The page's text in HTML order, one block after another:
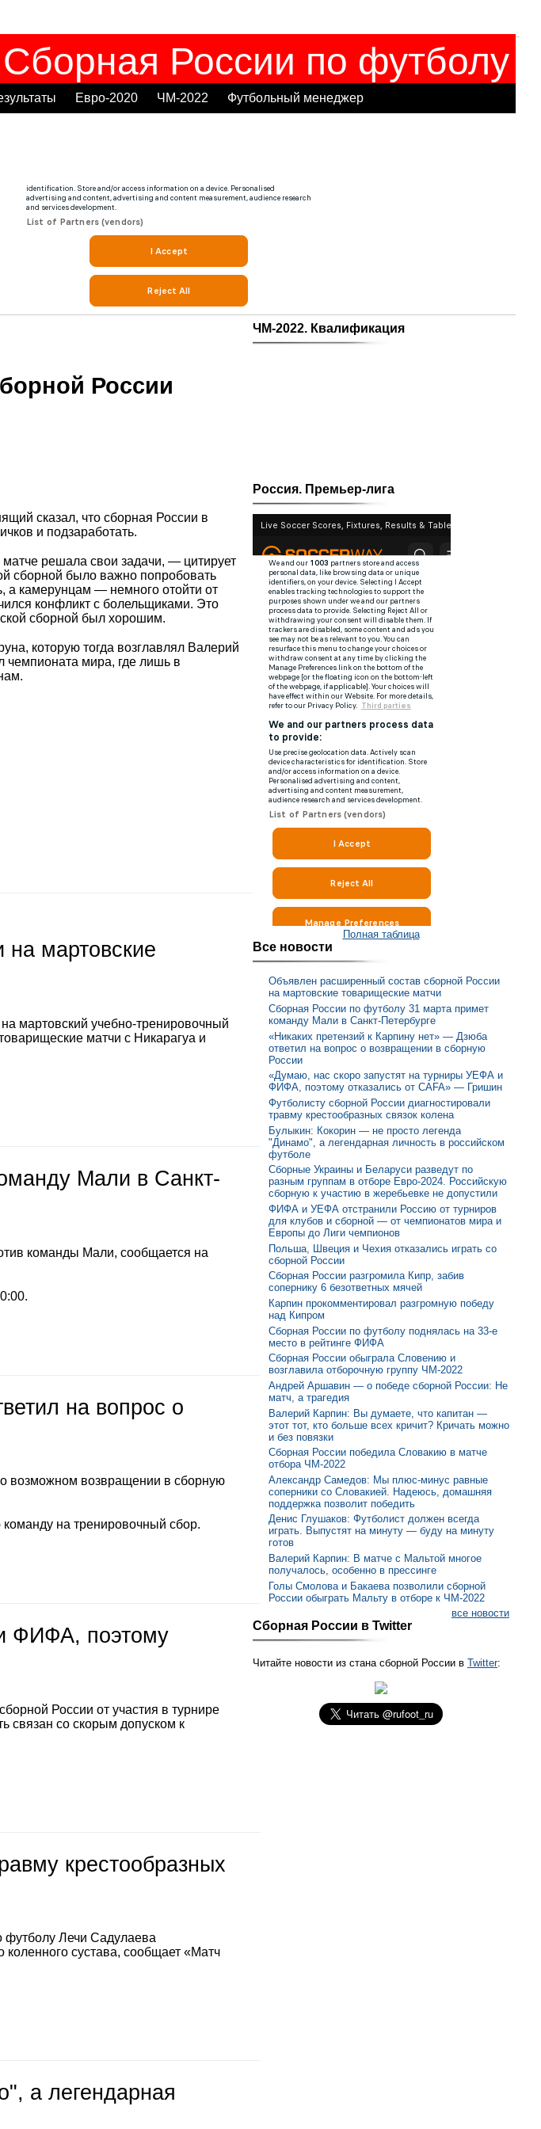
Сборная России по футболу
Евро-2020 ЧМ-2022 Футбольный менеджер
России
сказал, что сборная России в
и подзаработать.
решала свои задачи, — цитирует
сборной было важно попробовать
а камерунцам — немного отойти от
конфликт с болельщиками. Это
сборной был хорошим.
которую тогда возглавлял Валерий
чемпионата мира, где лишь в
мартовские
мартовский учебно-тренировочный
матчи с Никарагуа и
Мали в Санкт-
команды Мали, сообщается на
на вопрос о
возможном возвращении в сборную
на тренировочный сбор.
ФИФА, поэтому
России от участия в турнире
связан со скорым допуском к
крестообразных
футболу Лечи Садулаева
коленного сустава, сообщает «Матч
а легендарная
ЧМ-2022. Квалификация
Россия. Премьер-лига
Полная таблица
Все новости
Объявлен расширенный состав сборной России
на мартовские товарищеские матчи
Сборная России по футболу 31 марта примет
команду Мали в Санкт-Петербурге
«Никаких претензий к Карпину нет» — Дзюба
ответил на вопрос о возвращении в сборную
России
«Думаю, нас скоро запустят на турниры УЕФА и
ФИФА, поэтому отказались от CAFA» — Гришин
Футболисту сборной России диагностировали
травму крестообразных связок колена
Булыкин: Кокорин — не просто легенда
"Динамо", а легендарная личность в российском
футболе
Сборные Украины и Беларуси разведут по
разным группам в отборе Евро-2024. Российскую
сборную к участию в жеребьевке не допустили
ФИФА и УЕФА отстранили Россию от турниров
для клубов и сборной — от чемпионатов мира и
Европы до Лиги чемпионов
Польша, Швеция и Чехия отказались играть со
сборной России
Сборная России разгромила Кипр, забив
сопернику 6 безответных мячей
Карпин прокомментировал разгромную победу
над Кипром
Сборная России по футболу поднялась на 33-е
место в рейтинге ФИФА
Сборная России обыграла Словению и
возглавила отборочную группу ЧМ-2022
Андрей Аршавин — о победе сборной России: Не
матч, а трагедия
Валерий Карпин: Вы думаете, что капитан —
этот тот, кто больше всех кричит? Кричать можно
и без повязки
Сборная России победила Словакию в матче
отбора ЧМ-2022
Александр Самедов: Мы плюс-минус равные
соперники со Словакией. Надеюсь, домашняя
поддержка позволит победить
Денис Глушаков: Футболист должен всегда
играть. Выпустят на минуту — буду на минуту
готов
Валерий Карпин: В матче с Мальтой многое
получалось, особенно в прессинге
Голы Смолова и Бакаева позволили сборной
России обыграть Мальту в отборе к ЧМ-2022
все новости
Сборная России в Twitter
Читайте новости из стана сборной России в Twitter: